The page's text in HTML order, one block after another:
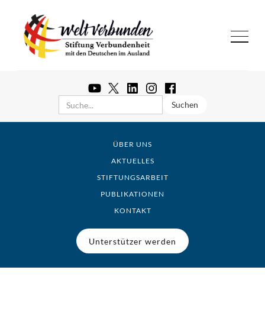
ÜBER UNS
AKTUELLES
STIFTUNGSARBEIT
PUBLIKATIONEN
KONTAKT
Unterstützer werden